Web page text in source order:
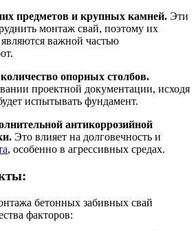
предметов и крупных камней. Эти
монтаж свай, поэтому их
важной частью
опорных столбов.
проектной документации, исходя
испытывать фундамент.
антикоррозийной
Это влияет на долговечность и
, особенно в агрессивных средах.
бетонных забивных свай
факторов: